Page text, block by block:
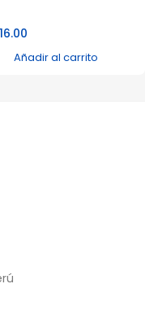
Añadir al carrito